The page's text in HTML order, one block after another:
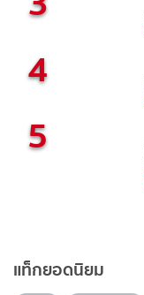
4
5
แท็กยอดนิยม